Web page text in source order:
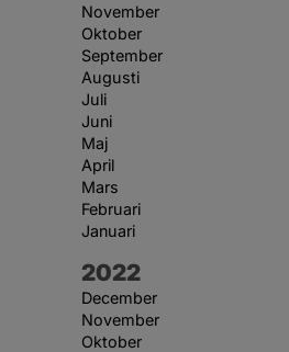
November
Oktober
September
Augusti
Juli
Juni
Maj
April
Mars
Februari
Januari
År:
2022
December
November
Oktober